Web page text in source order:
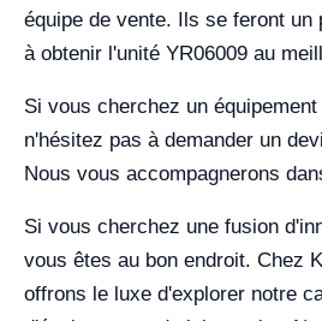
équipe de vente. Ils se feront un
à obtenir l'unité YR06009 au
Si vous cherchez un
n'hésitez pas à demander un
Nous vous accompagnerons
Si vous cherchez une fusion
vous êtes au bon endroit. Chez
offrons le luxe d'explorer notre